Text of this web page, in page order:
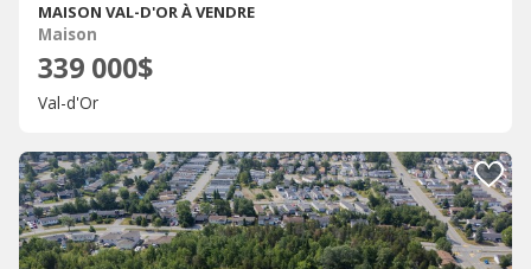
MAISON VAL-D'OR À VENDRE
Maison
339 000$
Val-d'Or